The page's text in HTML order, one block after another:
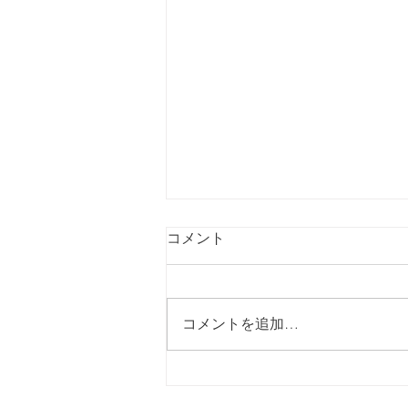
コメント
コメントを追加…